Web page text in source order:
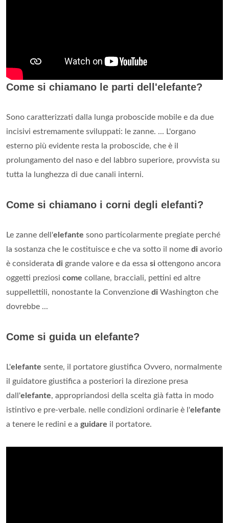
Come si chiamano le parti dell'elefante?
Sono caratterizzati dalla lunga proboscide mobile e da due
incisivi estremamente sviluppati: le zanne. ... L'organo
esterno più evidente resta la proboscide, che è il
prolungamento del naso e del labbro superiore, provvista su
tutta la lunghezza di due canali interni.
Come si chiamano i corni degli elefanti?
Le zanne dell'elefante sono particolarmente pregiate perché
la sostanza che le costituisce e che va sotto il nome di avorio
è considerata di grande valore e da essa si ottengono ancora
oggetti preziosi come collane, bracciali, pettini ed altre
suppellettili, nonostante la Convenzione di Washington che
dovrebbe ...
Come si guida un elefante?
L'elefante sente, il portatore giustifica Ovvero, normalmente
il guidatore giustifica a posteriori la direzione presa
dall'elefante, appropriandosi della scelta già fatta in modo
istintivo e pre-verbale. nelle condizioni ordinarie è l'elefante
a tenere le redini e a guidare il portatore.